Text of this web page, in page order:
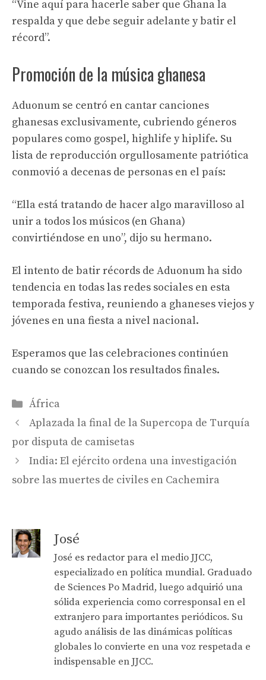
“Vine aquí para hacerle saber que Ghana la
respalda y que debe seguir adelante y batir el
récord”.
Promoción de la música ghanesa
Aduonum se centró en cantar canciones
ghanesas exclusivamente, cubriendo géneros
populares como gospel, highlife y hiplife. Su
lista de reproducción orgullosamente patriótica
conmovió a decenas de personas en el país:
“Ella está tratando de hacer algo maravilloso al
unir a todos los músicos (en Ghana)
convirtiéndose en uno”, dijo su hermano.
El intento de batir récords de Aduonum ha sido
tendencia en todas las redes sociales en esta
temporada festiva, reuniendo a ghaneses viejos y
jóvenes en una fiesta a nivel nacional.
Esperamos que las celebraciones continúen
cuando se conozcan los resultados finales.
Categories
África
Aplazada la final de la Supercopa de Turquía
por disputa de camisetas
India: El ejército ordena una investigación
sobre las muertes de civiles en Cachemira
José
José es redactor para el medio JJCC,
especializado en política mundial. Graduado
de Sciences Po Madrid, luego adquirió una
sólida experiencia como corresponsal en el
extranjero para importantes periódicos. Su
agudo análisis de las dinámicas políticas
globales lo convierte en una voz respetada e
indispensable en JJCC.